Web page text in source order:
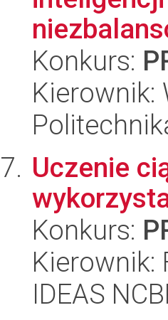
Konkurs:
Kierownik:
Uczenie
Konkurs:
Kierownik:
IDEAS